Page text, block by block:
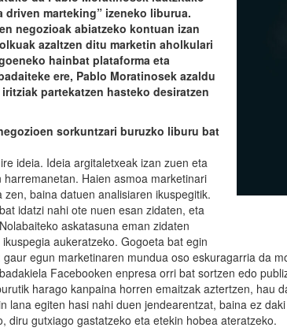
driven marteking” izeneko liburua.
negozioak abiatzeko kontuan izan
azaltzen ditu marketin aholkulari
hainbat plataforma eta
ere, Pablo Moratinosek azaldu
partekatzen hasteko desiratzen
sorkuntzari buruzko liburu bat
ideia. Ideia argitaletxeak izan zuen eta
Haien asmoa marketinari
baina datuen analisiaren ikuspegitik.
idatzi nahi ote nuen esan zidaten, eta
askatasuna eman zidaten
aukeratzeko. Gogoeta bat egin
egun marketinaren mundua oso eskuragarria da
Facebooken enpresa orri bat sortzen edo
harago kanpaina horren emaitzak aztertzen, hau
lana egiten hasi nahi duen jendearentzat, baina ez
diru gutxiago gastatzeko eta etekin hobea ateratzeko.